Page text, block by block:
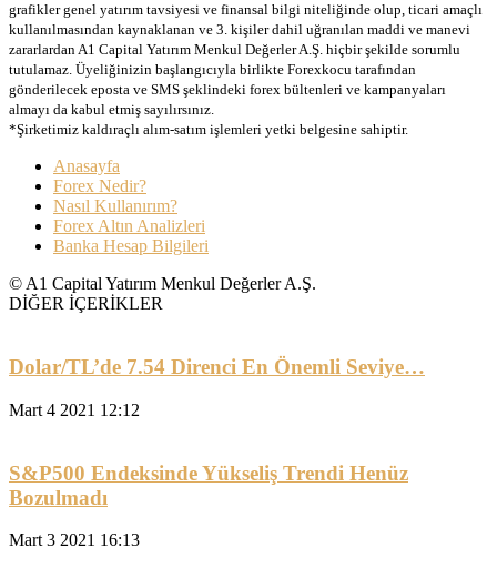
grafikler genel yatırım tavsiyesi ve finansal bilgi niteliğinde olup, ticari amaçlı
kullanılmasından kaynaklanan ve 3. kişiler dahil uğranılan maddi ve manevi
zararlardan A1 Capital Yatırım Menkul Değerler A.Ş. hiçbir şekilde sorumlu
tutulamaz. Üyeliğinizin başlangıcıyla birlikte Forexkocu tarafından
gönderilecek eposta ve SMS şeklindeki forex bültenleri ve kampanyaları
almayı da kabul etmiş sayılırsınız.
*Şirketimiz kaldıraçlı alım-satım işlemleri yetki belgesine sahiptir.
Anasayfa
Forex Nedir?
Nasıl Kullanırım?
Forex Altın Analizleri
Banka Hesap Bilgileri
© A1 Capital Yatırım Menkul Değerler A.Ş.
DİĞER İÇERİKLER
Dolar/TL’de 7.54 Direnci En Önemli Seviye…
Mart 4 2021 12:12
S&P500 Endeksinde Yükseliş Trendi Henüz
Bozulmadı
Mart 3 2021 16:13